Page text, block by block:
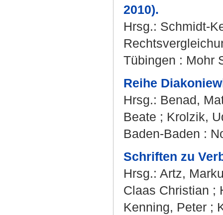
2010).
Hrsg.: Schmidt-
Tübingen : Mohr
Reihe
Hrsg.: Benad,
Beate ; Krolzik,
Baden-Baden :
Schriften zu
Hrsg.: Artz,
Claas Christian ;
Kenning, Peter ;